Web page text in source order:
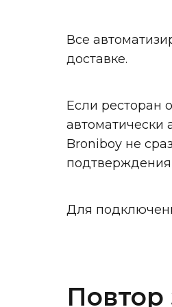
Все
доставке.
Если ресторан
автоматически
Broniboy не
подтверждения
Для